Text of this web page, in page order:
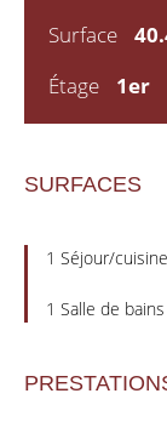
Surface
Étage
1er
SURFACES
1 Séjour/cuisine
1 Salle de bains